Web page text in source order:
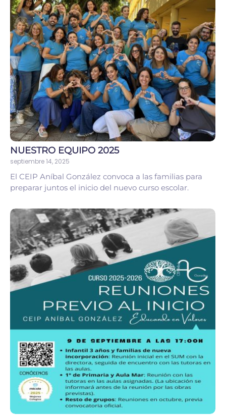
NUESTRO EQUIPO 2025
septiembre 14, 2025
El CEIP Aníbal González convoca a las familias para
preparar juntos el inicio del nuevo curso escolar.